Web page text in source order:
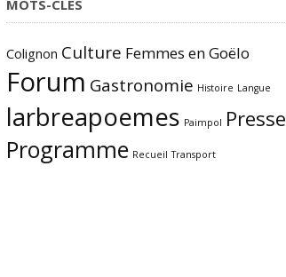
MOTS-CLÉS
Colignon Culture Femmes en Goëlo
Forum Gastronomie Histoire Langue
larbreapoemes Paimpol Presse
Programme Recueil Transport